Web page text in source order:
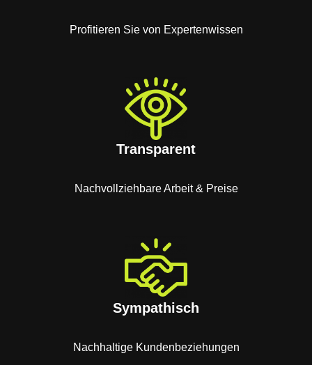
Profitieren Sie von Expertenwissen
Transparent
Nachvollziehbare Arbeit & Preise
Sympathisch
Nachhaltige Kundenbeziehungen